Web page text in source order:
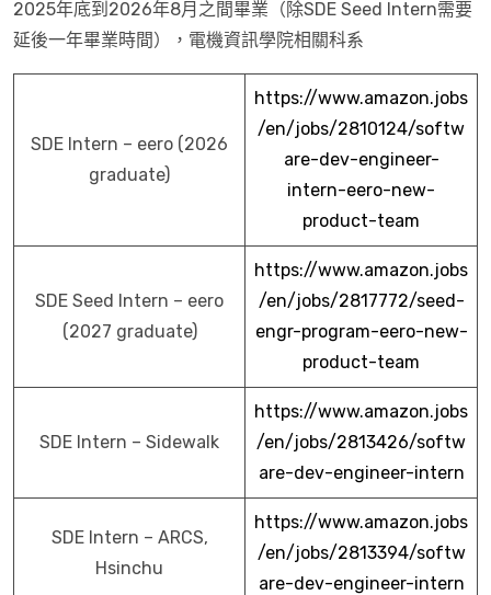
2025年底到2026年8月之間畢業（除SDE Seed Intern需要
延後一年畢業時間），電機資訊學院相關科系
SDE Intern – eero (2026
graduate)
https://www.amazon.jobs
/en/jobs/2810124/softw
are-dev-engineer-
intern-eero-new-
product-team
SDE Seed Intern – eero
(2027 graduate)
https://www.amazon.jobs
/en/jobs/2817772/seed-
engr-program-eero-new-
product-team
SDE Intern – Sidewalk
https://www.amazon.jobs
/en/jobs/2813426/softw
are-dev-engineer-intern
SDE Intern – ARCS,
Hsinchu
https://www.amazon.jobs
/en/jobs/2813394/softw
are-dev-engineer-intern